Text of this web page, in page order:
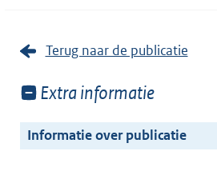
Terug naar de publicatie
Toon
van:
Extra informatie
Informatie over publicatie